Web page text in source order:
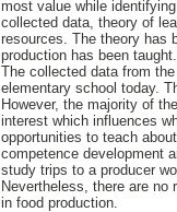
most value while
collected data, theory of
resources. The theory has
production has been taught.
The collected data from
elementary school today.
However, the majority of
interest which influences
opportunities to teach
competence development
study trips to a producer
Nevertheless, there are no
in food production.